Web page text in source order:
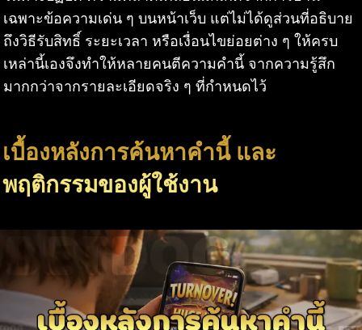
เฉพาะข้อความเด่น ๆ บนหน้าเว็บ แต่ไม่ได้ดูส่วนที่อธิบาย
ถึงวิธีรับสิทธิ์ ระยะเวลา หรือเงื่อนไขย่อยต่าง ๆ ให้ครบ
เหล่านี้เองจึงทำให้หลายคนตีความคำนี้ จากความรู้สึก
มากกว่าจากรายละเอียดจริง ๆ ที่กำหนดไว้
เบื้องหลังการค้นหาคำนี้ และ
พฤติกรรมของผู้ใช้งาน